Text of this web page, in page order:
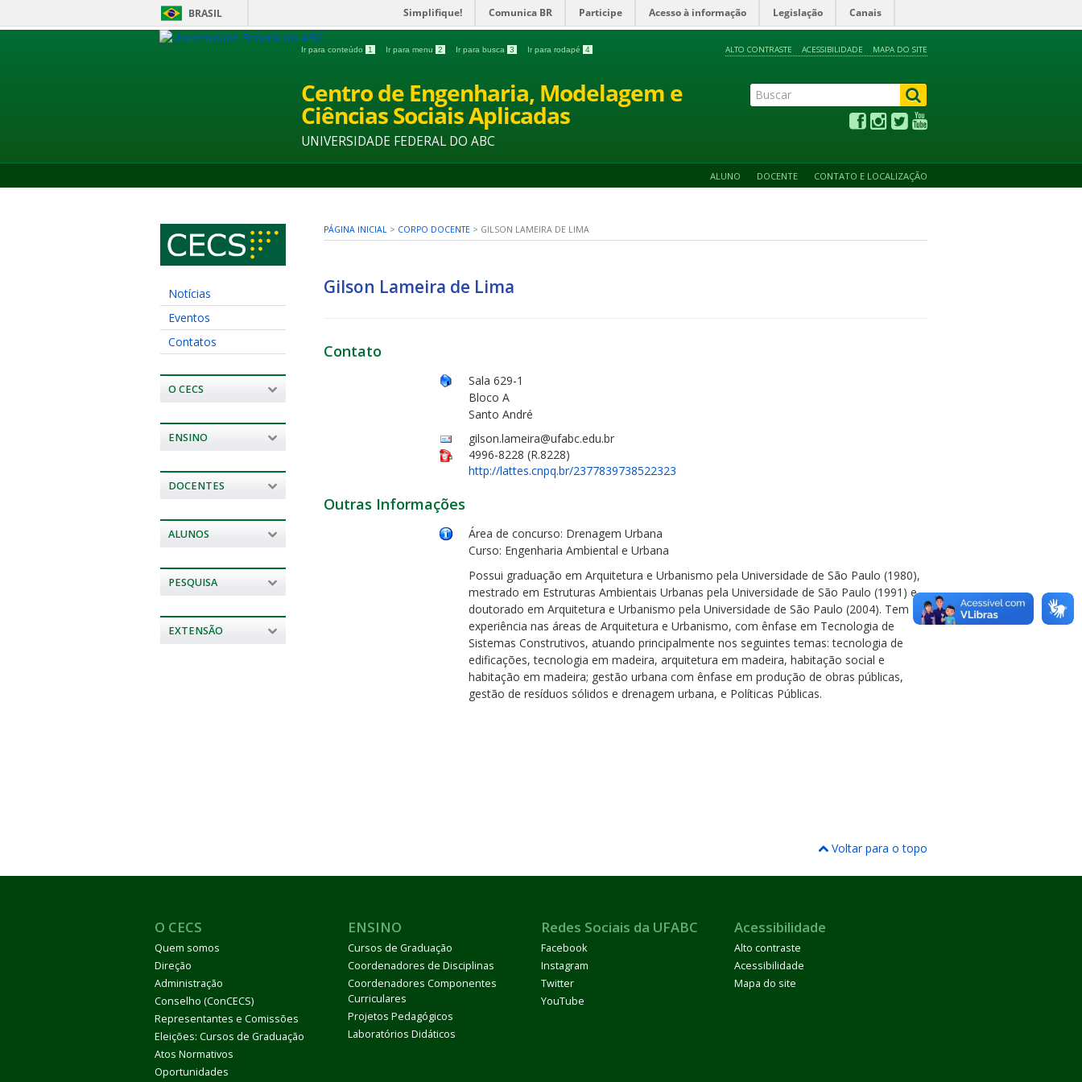
BRASIL Simplifique! Comunica BR Participe Acesso à informação Legislação Canais
Ir para conteúdo 1 Ir para menu 2 Ir para busca 3 Ir para rodapé 4 ALTO CONTRASTE ACESSIBILIDADE MAPA DO SITE
Centro de Engenharia, Modelagem e
Ciências Sociais Aplicadas
UNIVERSIDADE FEDERAL DO ABC
ALUNO DOCENTE CONTATO E LOCALIZAÇÃO
Notícias
Eventos
Contatos
O CECS
ENSINO
DOCENTES
ALUNOS
PESQUISA
EXTENSÃO
PÁGINA INICIAL > CORPO DOCENTE > GILSON LAMEIRA DE LIMA
Gilson Lameira de Lima
Contato
Sala 629-1
Bloco A
Santo André
gilson.lameira@ufabc.edu.br
4996-8228 (R.8228)
http://lattes.cnpq.br/2377839738522323
Outras Informações
Área de concurso: Drenagem Urbana
Curso: Engenharia Ambiental e Urbana
Possui graduação em Arquitetura e Urbanismo pela Universidade de São Paulo (1980),
mestrado em Estruturas Ambientais Urbanas pela Universidade de São Paulo (1991) e
doutorado em Arquitetura e Urbanismo pela Universidade de São Paulo (2004). Tem
experiência nas áreas de Arquitetura e Urbanismo, com ênfase em Tecnologia de
Sistemas Construtivos, atuando principalmente nos seguintes temas: tecnologia de
edificações, tecnologia em madeira, arquitetura em madeira, habitação social e
habitação em madeira; gestão urbana com ênfase em produção de obras públicas,
gestão de resíduos sólidos e drenagem urbana, e Políticas Públicas.
Voltar para o topo
O CECS
Quem somos
Direção
Administração
Conselho (ConCECS)
Representantes e Comissões
Eleições: Cursos de Graduação
Atos Normativos
Oportunidades
ENSINO
Cursos de Graduação
Coordenadores de Disciplinas
Coordenadores Componentes
Curriculares
Projetos Pedagógicos
Laboratórios Didáticos
Redes Sociais da UFABC
Facebook
Instagram
Twitter
YouTube
Acessibilidade
Alto contraste
Acessibilidade
Mapa do site